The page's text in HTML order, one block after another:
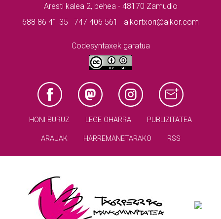
Aresti kalea 2, behea - 48170 Zamudio
688 86 41 35 · 747 406 561 · aikortxori@aikor.com
Codesyntaxek garatua
HONI BURUZ LEGE OHARRA PUBLIZITATEA
ARAUAK HARREMANETARAKO RSS